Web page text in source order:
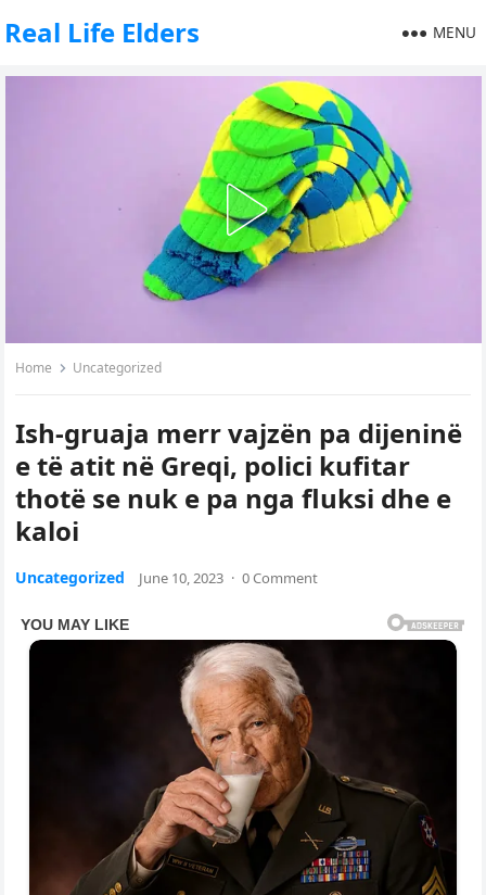
Real Life Elders MENU
Home Uncategorized
Ish-gruaja merr vajzën pa dijeninë
e të atit në Greqi, polici kufitar
thotë se nuk e pa nga fluksi dhe e
kaloi
Uncategorized June 10, 2023 · 0 Comment